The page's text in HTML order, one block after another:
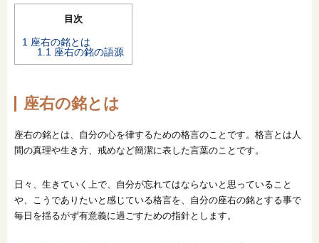
目次
1 座右の銘とは
1.1 座右の銘の語源
座右の銘とは
座右の銘とは、自分の心を律するための格言のことです。格言とは人
間の真理や生き方、戒めなど簡潔に表した言葉のことです。
日々、生きていく上で、自分が忘れてはならないと思っていること
や、こうでありたいと感じている格言を、自分の座右の銘とする事で
毎日を揺るがず有意義に過ごすための指針とします。